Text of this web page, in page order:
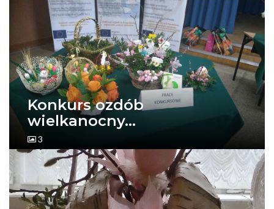
Konkurs ozdób
wielkanocny...
3